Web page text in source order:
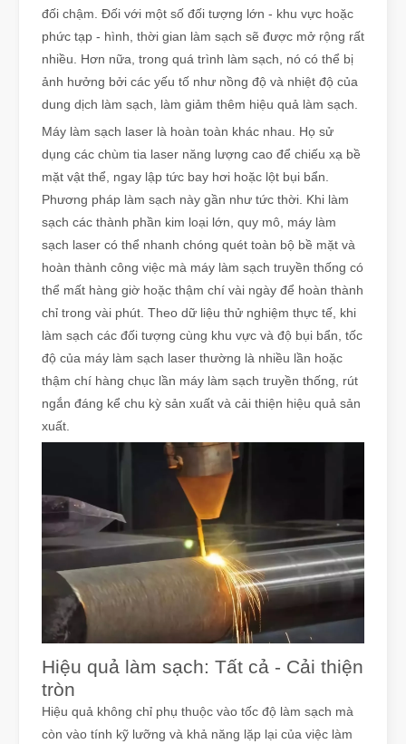
đối chậm. Đối với một số đối tượng lớn - khu vực hoặc
phức tạp - hình, thời gian làm sạch sẽ được mở rộng rất
nhiều. Hơn nữa, trong quá trình làm sạch, nó có thể bị
ảnh hưởng bởi các yếu tố như nồng độ và nhiệt độ của
dung dịch làm sạch, làm giảm thêm hiệu quả làm sạch.
Máy làm sạch laser là hoàn toàn khác nhau. Họ sử
dụng các chùm tia laser năng lượng cao để chiếu xạ bề
mặt vật thể, ngay lập tức bay hơi hoặc lột bụi bẩn.
Phương pháp làm sạch này gần như tức thời. Khi làm
sạch các thành phần kim loại lớn, quy mô, máy làm
sạch laser có thể nhanh chóng quét toàn bộ bề mặt và
hoàn thành công việc mà máy làm sạch truyền thống có
thể mất hàng giờ hoặc thậm chí vài ngày để hoàn thành
chỉ trong vài phút. Theo dữ liệu thử nghiệm thực tế, khi
làm sạch các đối tượng cùng khu vực và độ bụi bẩn, tốc
độ của máy làm sạch laser thường là nhiều lần hoặc
thậm chí hàng chục lần máy làm sạch truyền thống, rút ​​
ngắn đáng kể chu kỳ sản xuất và cải thiện hiệu quả sản
xuất.
Hiệu quả làm sạch: Tất cả - Cải thiện
tròn
Hiệu quả không chỉ phụ thuộc vào tốc độ làm sạch mà
còn vào tính kỹ lưỡng và khả năng lặp lại của việc làm